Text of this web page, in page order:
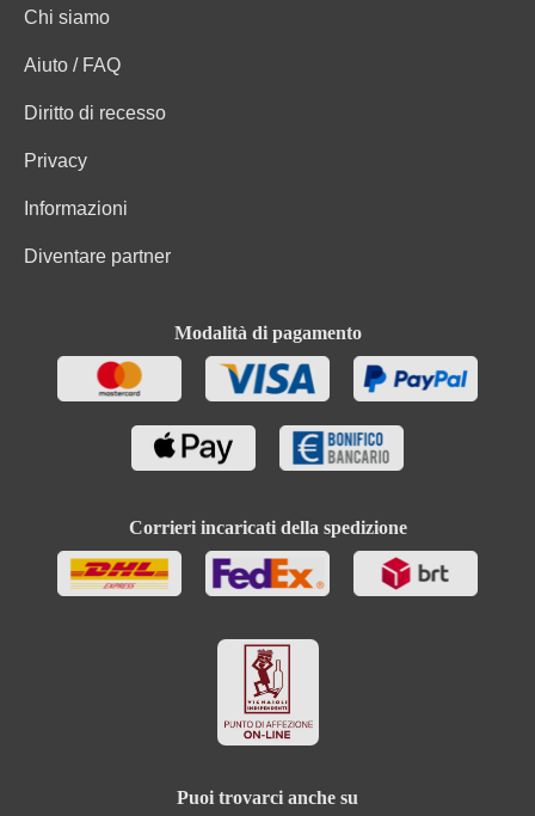
Chi siamo
Aiuto / FAQ
Diritto di recesso
Privacy
Informazioni
Diventare partner
Modalità di pagamento
Corrieri incaricati della spedizione
Puoi trovarci anche su